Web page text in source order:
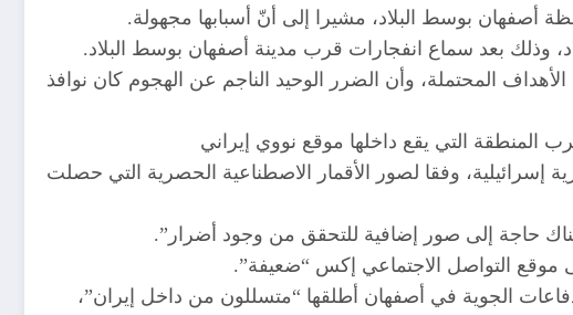
أصفهان بوسط البلاد، مشيرا إلى أنّ أسبابها مجهولة.
وذلك بعد سماع انفجارات قرب مدينة أصفهان بوسط البلاد.
المحتملة، وأن الضرر الوحيد الناجم عن الهجوم كان نوافذ
المنطقة التي يقع داخلها موقع نووي إيراني
وفقا لصور الأقمار الاصطناعية الحصرية التي حصلت
حاجة إلى صور إضافية للتحقق من وجود أضرار”.
موقع التواصل الاجتماعي إكس “ضعيفة”.
الجوية في أصفهان أطلقها “متسللون من داخل إيران”،